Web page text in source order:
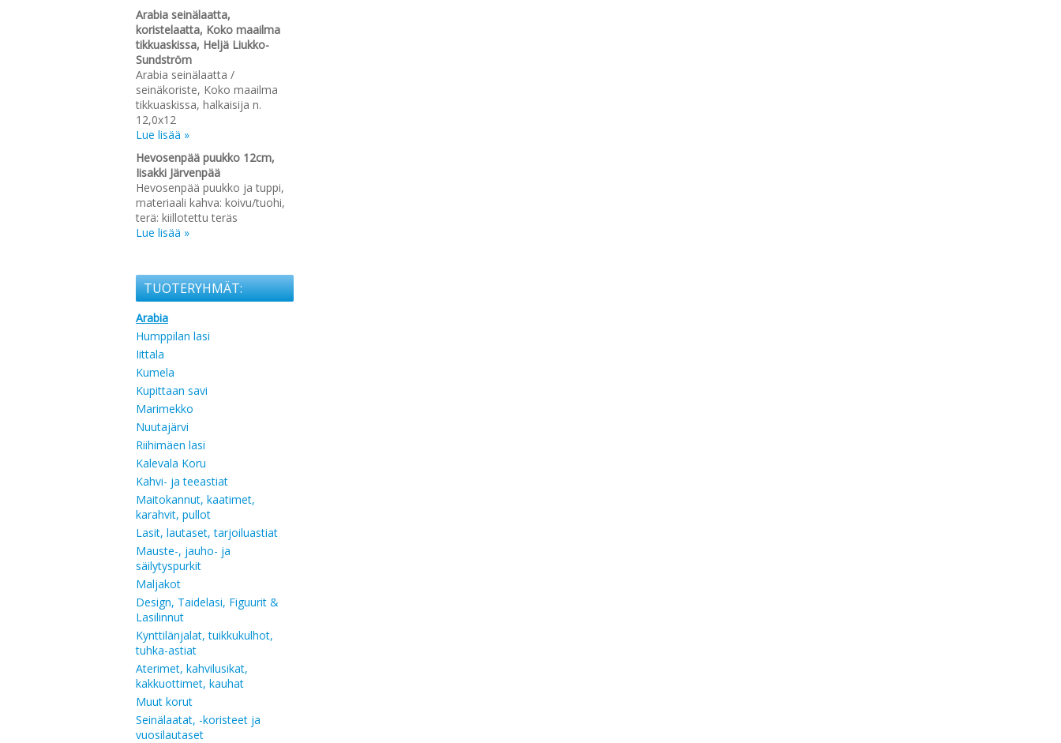
Arabia seinälaatta,
koristelaatta, Koko maailma
tikkuaskissa, Heljä Liukko-
Sundström
Arabia seinälaatta /
seinäkoriste, Koko maailma
tikkuaskissa, halkaisija n.
12,0x12
Lue lisää »
Hevosenpää puukko 12cm,
Iisakki Järvenpää
Hevosenpää puukko ja tuppi,
materiaali kahva: koivu/tuohi,
terä: kiillotettu teräs
Lue lisää »
TUOTERYHMÄT:
Arabia
Humppilan lasi
Iittala
Kumela
Kupittaan savi
Marimekko
Nuutajärvi
Riihimäen lasi
Kalevala Koru
Kahvi- ja teeastiat
Maitokannut, kaatimet,
karahvit, pullot
Lasit, lautaset, tarjoiluastiat
Mauste-, jauho- ja
säilytyspurkit
Maljakot
Design, Taidelasi, Figuurit &
Lasilinnut
Kynttilänjalat, tuikkukulhot,
tuhka-astiat
Aterimet, kahvilusikat,
kakkuottimet, kauhat
Muut korut
Seinälaatat, -koristeet ja
vuosilautaset